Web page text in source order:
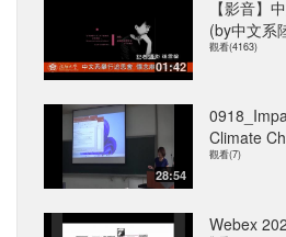
01:42
【影音】
(by中文系
觀看(4163)
28:54
Climate
觀看(7)
Webex